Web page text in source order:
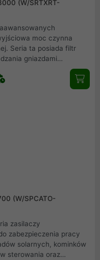
(W/SRTXRT-
moc czynna
Seria ta posiada filtr
gniazdami
modułu bateryjnego
Wyświetlacz
pełną kontrolę nad
(W/SPCATO-
zasilaczy
zabezpieczenia pracy
solarnych, kominków
sterowania oraz